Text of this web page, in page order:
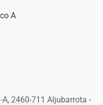
A
2460-711 Aljubarrota -